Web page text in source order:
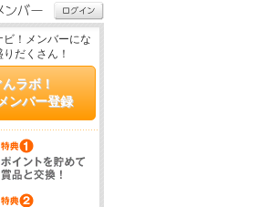
ビ！メンバーにな
だくさん！
んラボ！
ンバー登録